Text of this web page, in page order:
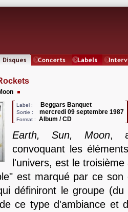
Label : Beggars Banquet
Sortie : mercredi 09 septembre 1987
Format : Album / CD
Earth, Sun, Moon,
convoquant les
l'univers, est le
est marqué par ce
définiront le groupe
ce type d'ambiance et